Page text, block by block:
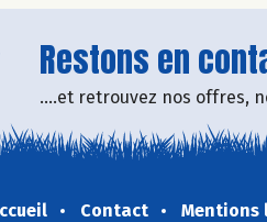
Restons en
....et retrouvez nos offres,
Contact Mentions